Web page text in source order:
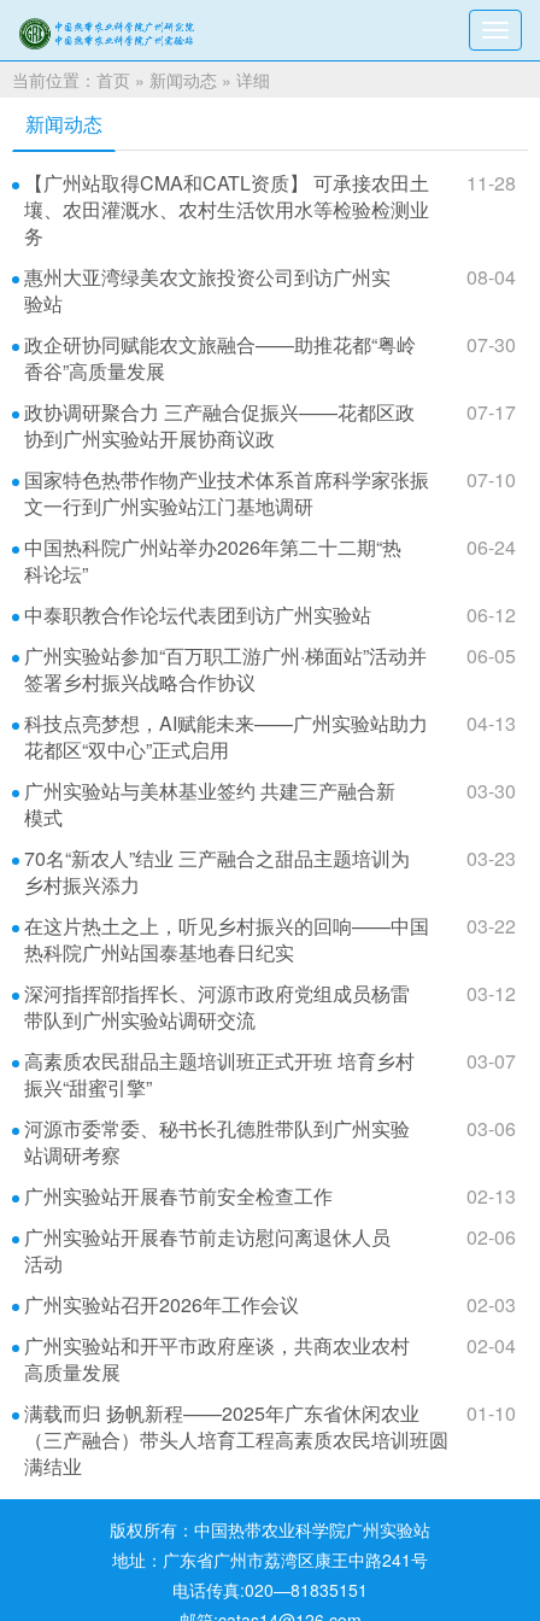
切
换
当前位置： 首页 » 新闻动态 » 详细
新闻动态
【广州站取得CMA和CATL资质】 可承接农田土
壤、农田灌溉水、农村生活饮用水等检验检测业
务
11-28
惠州大亚湾绿美农文旅投资公司到访广州实
验站
08-04
政企研协同赋能农文旅融合——助推花都“粤岭
香谷”高质量发展
07-30
政协调研聚合力 三产融合促振兴——花都区政
协到广州实验站开展协商议政
07-17
国家特色热带作物产业技术体系首席科学家张振
文一行到广州实验站江门基地调研
07-10
中国热科院广州站举办2026年第二十二期“热
科论坛”
06-24
中泰职教合作论坛代表团到访广州实验站
06-12
广州实验站参加“百万职工游广州·梯面站”活动并
签署乡村振兴战略合作协议
06-05
科技点亮梦想，AI赋能未来——广州实验站助力
花都区“双中心”正式启用
04-13
广州实验站与美林基业签约 共建三产融合新
模式
03-30
70名“新农人”结业 三产融合之甜品主题培训为
乡村振兴添力
03-23
在这片热土之上，听见乡村振兴的回响——中国
热科院广州站国泰基地春日纪实
03-22
深河指挥部指挥长、河源市政府党组成员杨雷
带队到广州实验站调研交流
03-12
高素质农民甜品主题培训班正式开班 培育乡村
振兴“甜蜜引擎”
03-07
河源市委常委、秘书长孔德胜带队到广州实验
站调研考察
03-06
广州实验站开展春节前安全检查工作
02-13
广州实验站开展春节前走访慰问离退休人员
活动
02-06
广州实验站召开2026年工作会议
02-03
广州实验站和开平市政府座谈，共商农业农村
高质量发展
02-04
满载而归 扬帆新程——2025年广东省休闲农业
（三产融合）带头人培育工程高素质农民培训班圆
满结业
01-10
版权所有：中国热带农业科学院广州实验站
地址：广东省广州市荔湾区康王中路241号
电话传真:020—81835151